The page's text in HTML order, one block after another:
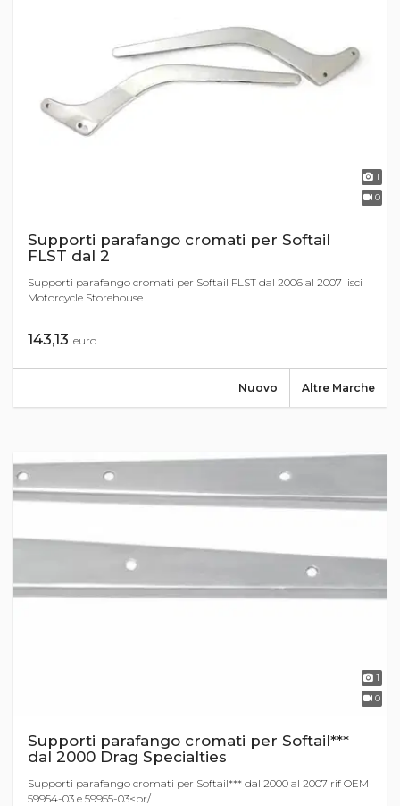
1
0
Supporti parafango cromati per Softail
FLST dal 2
Supporti parafango cromati per Softail FLST dal 2006 al 2007 lisci
Motorcycle Storehouse ...
143,13 euro
Altre Marche
Nuovo
1
0
Supporti parafango cromati per Softail***
dal 2000 Drag Specialties
Supporti parafango cromati per Softail*** dal 2000 al 2007 rif OEM
59954-03 e 59955-03<br/...